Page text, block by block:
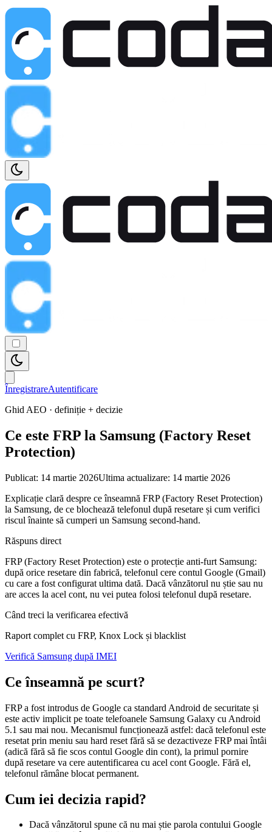
ÎnregistrareAutentificare
Ghid AEO · definiție + decizie
Ce este FRP la Samsung (Factory Reset
Protection)
Publicat: 14 martie 2026Ultima actualizare: 14 martie 2026
Explicație clară despre ce înseamnă FRP (Factory Reset Protection)
la Samsung, de ce blochează telefonul după resetare și cum verifici
riscul înainte să cumperi un Samsung second-hand.
Răspuns direct
FRP (Factory Reset Protection) este o protecție anti-furt Samsung:
după orice resetare din fabrică, telefonul cere contul Google (Gmail)
cu care a fost configurat ultima dată. Dacă vânzătorul nu știe sau nu
are acces la acel cont, nu vei putea folosi telefonul după resetare.
Când treci la verificarea efectivă
Raport complet cu FRP, Knox Lock și blacklist
Verifică Samsung după IMEI
Ce înseamnă pe scurt?
FRP a fost introdus de Google ca standard Android de securitate și
este activ implicit pe toate telefoanele Samsung Galaxy cu Android
5.1 sau mai nou. Mecanismul funcționează astfel: dacă telefonul este
resetat prin meniu sau hard reset fără să se dezactiveze FRP mai întâi
(adică fără să fie scos contul Google din cont), la primul pornire
după resetare va cere autentificarea cu acel cont Google. Fără el,
telefonul rămâne blocat permanent.
Cum iei decizia rapid?
Dacă vânzătorul spune că nu mai știe parola contului Google